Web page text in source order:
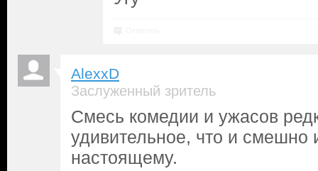
AlexxD
Заслуженный зритель
Смесь комедии и ужасов
удивительное, что и смешно
настоящему.